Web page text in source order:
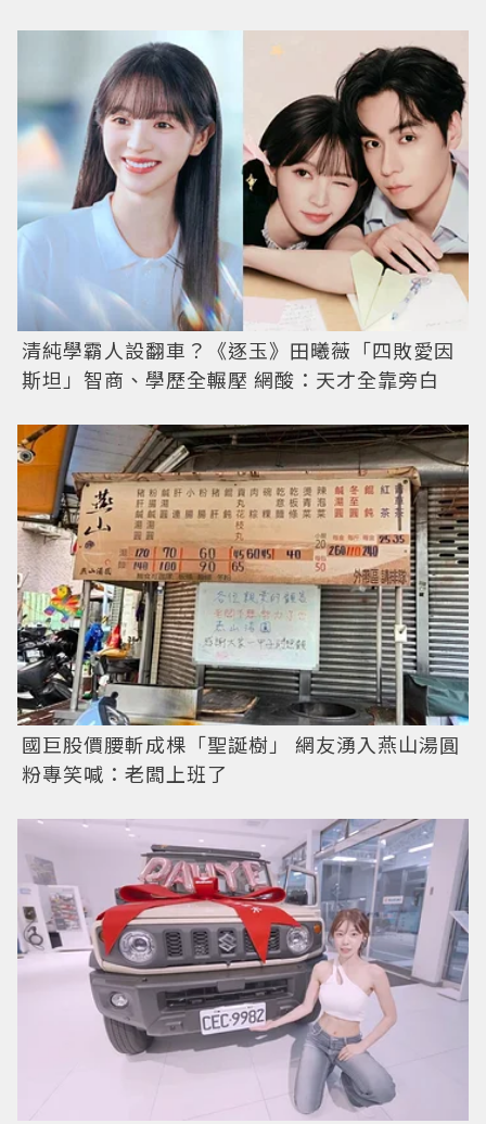
清純學霸人設翻車？《逐玉》田曦薇「四敗愛因
斯坦」智商、學歷全輾壓 網酸：天才全靠旁白
國巨股價腰斬成棵「聖誕樹」 網友湧入燕山湯圓
粉專笑喊：老闆上班了